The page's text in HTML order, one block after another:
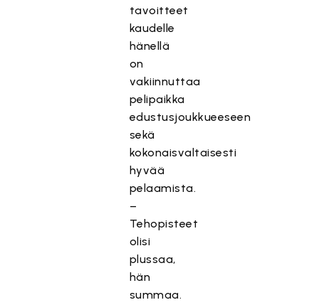
tavoitteet
kaudelle
hänellä
on
vakiinnuttaa
pelipaikka
edustusjoukkueeseen
sekä
kokonaisvaltaisesti
hyvää
pelaamista.
–
Tehopisteet
olisi
plussaa,
hän
summaa.